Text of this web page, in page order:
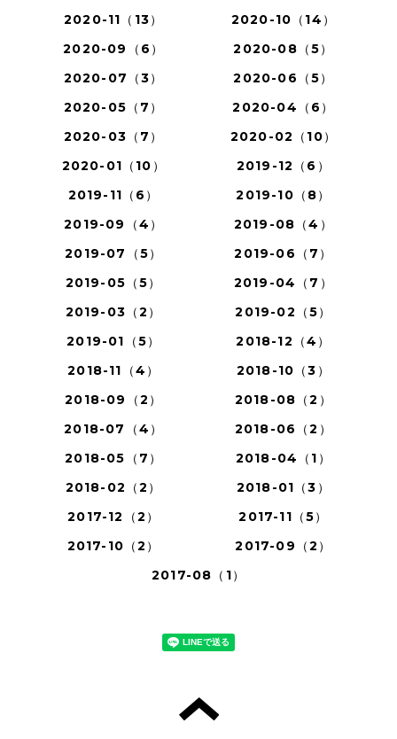
2020-11（13）
2020-10（14）
2020-09（6）
2020-08（5）
2020-07（3）
2020-06（5）
2020-05（7）
2020-04（6）
2020-03（7）
2020-02（10）
2020-01（10）
2019-12（6）
2019-11（6）
2019-10（8）
2019-09（4）
2019-08（4）
2019-07（5）
2019-06（7）
2019-05（5）
2019-04（7）
2019-03（2）
2019-02（5）
2019-01（5）
2018-12（4）
2018-11（4）
2018-10（3）
2018-09（2）
2018-08（2）
2018-07（4）
2018-06（2）
2018-05（7）
2018-04（1）
2018-02（2）
2018-01（3）
2017-12（2）
2017-11（5）
2017-10（2）
2017-09（2）
2017-08（1）